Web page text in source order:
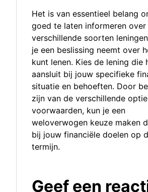
Het is van essentieel belang
goed te laten informeren over
verschillende soorten
je een beslissing neemt over
kunt lenen. Kies de lening die
aansluit bij jouw specifieke
situatie en behoeften. Door
zijn van de verschillende
voorwaarden, kun je een
weloverwogen keuze maken
bij jouw financiële doelen op
termijn.
Geef een